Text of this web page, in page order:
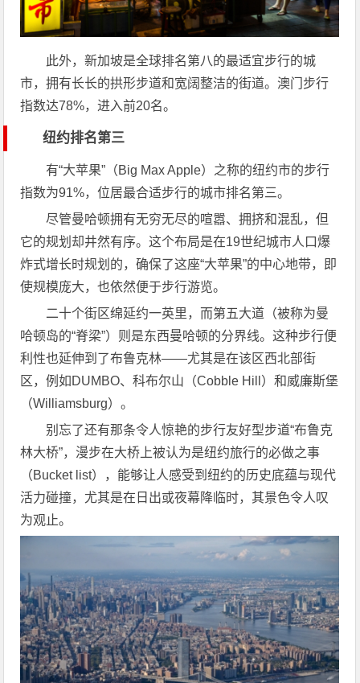
此外，新加坡是全球排名第八的最适宜步行的城
市，拥有长长的拱形步道和宽阔整洁的街道。澳门步行
指数达78%，进入前20名。
纽约排名第三
有“大苹果”（Big Max Apple）之称的纽约市的步行
指数为91%，位居最合适步行的城市排名第三。
尽管曼哈顿拥有无穷无尽的喧嚣、拥挤和混乱，但
它的规划却井然有序。这个布局是在19世纪城市人口爆
炸式增长时规划的，确保了这座“大苹果”的中心地带，即
使规模庞大，也依然便于步行游览。
二十个街区绵延约一英里，而第五大道（被称为曼
哈顿岛的“脊梁”）则是东西曼哈顿的分界线。这种步行便
利性也延伸到了布鲁克林——尤其是在该区西北部街
区，例如DUMBO、科布尔山（Cobble Hill）和威廉斯堡
（Williamsburg）。
别忘了还有那条令人惊艳的步行友好型步道“布鲁克
林大桥”，漫步在大桥上被认为是纽约旅行的必做之事
（Bucket list），能够让人感受到纽约的历史底蕴与现代
活力碰撞，尤其是在日出或夜幕降临时，其景色令人叹
为观止。